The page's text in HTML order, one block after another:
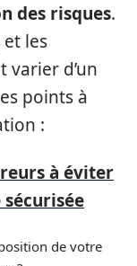
des risques.
les
varier d’un
points à
:
à éviter
de votre